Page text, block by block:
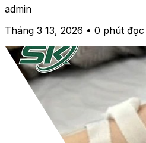
admin
Tháng 3 13, 2026 • 0 phút đọc